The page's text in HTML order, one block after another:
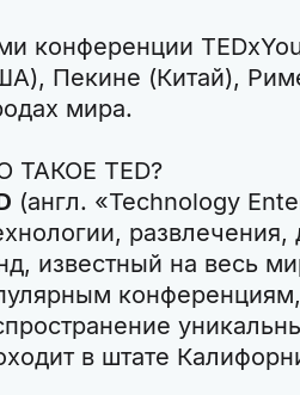
конференции
Пекине (Китай),
мира.
ТАКОЕ TED?
(англ. «Technology
известный на весь
в штате